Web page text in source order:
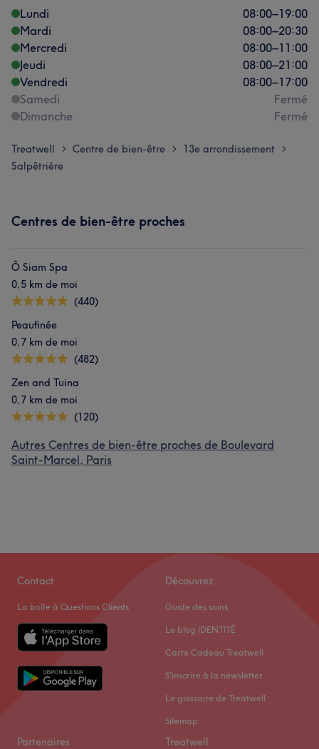
Lundi
08:00–19:00
Mardi
08:00–20:30
Mercredi
08:00–11:00
Jeudi
08:00–21:00
Vendredi
08:00–17:00
Samedi
Fermé
Dimanche
Fermé
Treatwell > Centre de bien-être > 13e arrondissement >
Salpêtrière
Centres de bien-être proches
Ô Siam Spa
0,5 km de moi
(440)
Peaufinée
0,7 km de moi
(482)
Zen and Tuina
0,7 km de moi
(120)
Autres Centres de bien-être proches de Boulevard
Saint-Marcel, Paris
Contact
La boîte à Questions Clients
Découvrez
Guide des soins
Le blog IDENTITÉ
Carte Cadeau Treatwell
S'inscrire à la newsletter
Le glossaire de Treatwell
Sitemap
Partenaires Treatwell